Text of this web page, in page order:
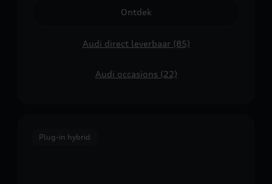
Ontdek
Audi direct leverbaar (85)
Audi occasions (22)
Plug-in hybrid